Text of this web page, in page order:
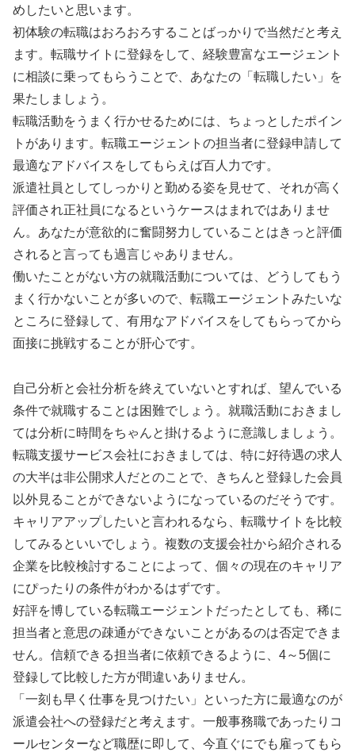
めしたいと思います。
初体験の転職はおろおろすることばっかりで当然だと考え
ます。転職サイトに登録をして、経験豊富なエージェント
に相談に乗ってもらうことで、あなたの「転職したい」を
果たしましょう。
転職活動をうまく行かせるためには、ちょっとしたポイン
トがあります。転職エージェントの担当者に登録申請して
最適なアドバイスをしてもらえば百人力です。
派遣社員としてしっかりと勤める姿を見せて、それが高く
評価され正社員になるというケースはまれではありませ
ん。あなたが意欲的に奮闘努力していることはきっと評価
されると言っても過言じゃありません。
働いたことがない方の就職活動については、どうしてもう
まく行かないことが多いので、転職エージェントみたいな
ところに登録して、有用なアドバイスをしてもらってから
面接に挑戦することが肝心です。
自己分析と会社分析を終えていないとすれば、望んでいる
条件で就職することは困難でしょう。就職活動におきまし
ては分析に時間をちゃんと掛けるように意識しましょう。
転職支援サービス会社におきましては、特に好待遇の求人
の大半は非公開求人だとのことで、きちんと登録した会員
以外見ることができないようになっているのだそうです。
キャリアアップしたいと言われるなら、転職サイトを比較
してみるといいでしょう。複数の支援会社から紹介される
企業を比較検討することによって、個々の現在のキャリア
にぴったりの条件がわかるはずです。
好評を博している転職エージェントだったとしても、稀に
担当者と意思の疎通ができないことがあるのは否定できま
せん。信頼できる担当者に依頼できるように、4～5個に
登録して比較した方が間違いありません。
「一刻も早く仕事を見つけたい」といった方に最適なのが
派遣会社への登録だと考えます。一般事務職であったりコ
ールセンターなど職歴に即して、今直ぐにでも雇ってもら